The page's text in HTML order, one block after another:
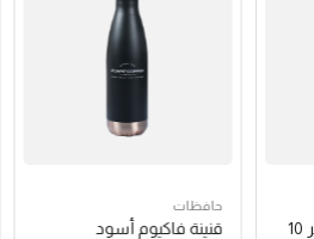
مق مطلية بالمينا أخضر 10
حافظات
قنينة فاكيوم أسود